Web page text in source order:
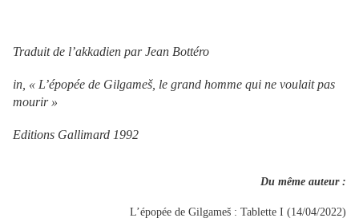
Traduit de l’akkadien par Jean Bottéro
in, « L’épopée de Gilgameš, le grand homme qui ne voulait pas
mourir »
Editions Gallimard 1992
Du même auteur :
L’épopée de Gilgameš : Tablette I (14/04/2022)